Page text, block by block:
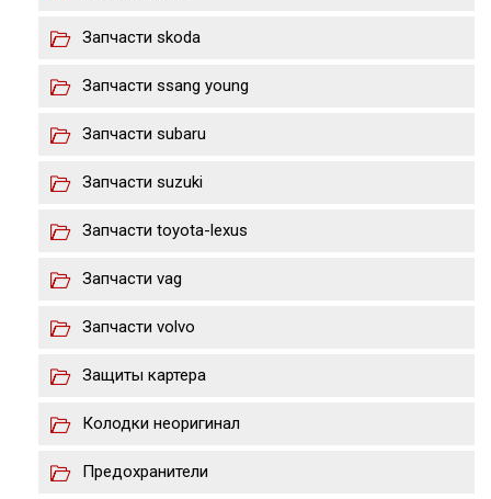
Запчасти skoda
Запчасти ssang young
Запчасти subaru
Запчасти suzuki
Запчасти toyota-lexus
Запчасти vag
Запчасти volvo
Защиты картера
Колодки неоригинал
Предохранители